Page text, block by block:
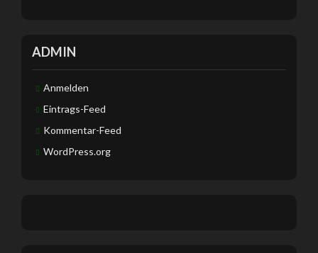
ADMIN
Anmelden
Eintrags-Feed
Kommentar-Feed
WordPress.org